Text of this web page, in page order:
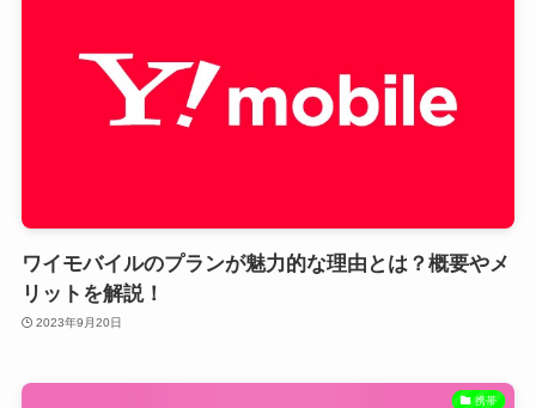
ワイモバイルのプランが魅力的な理由とは？概要やメ
リットを解説！
2023年9月20日
携帯